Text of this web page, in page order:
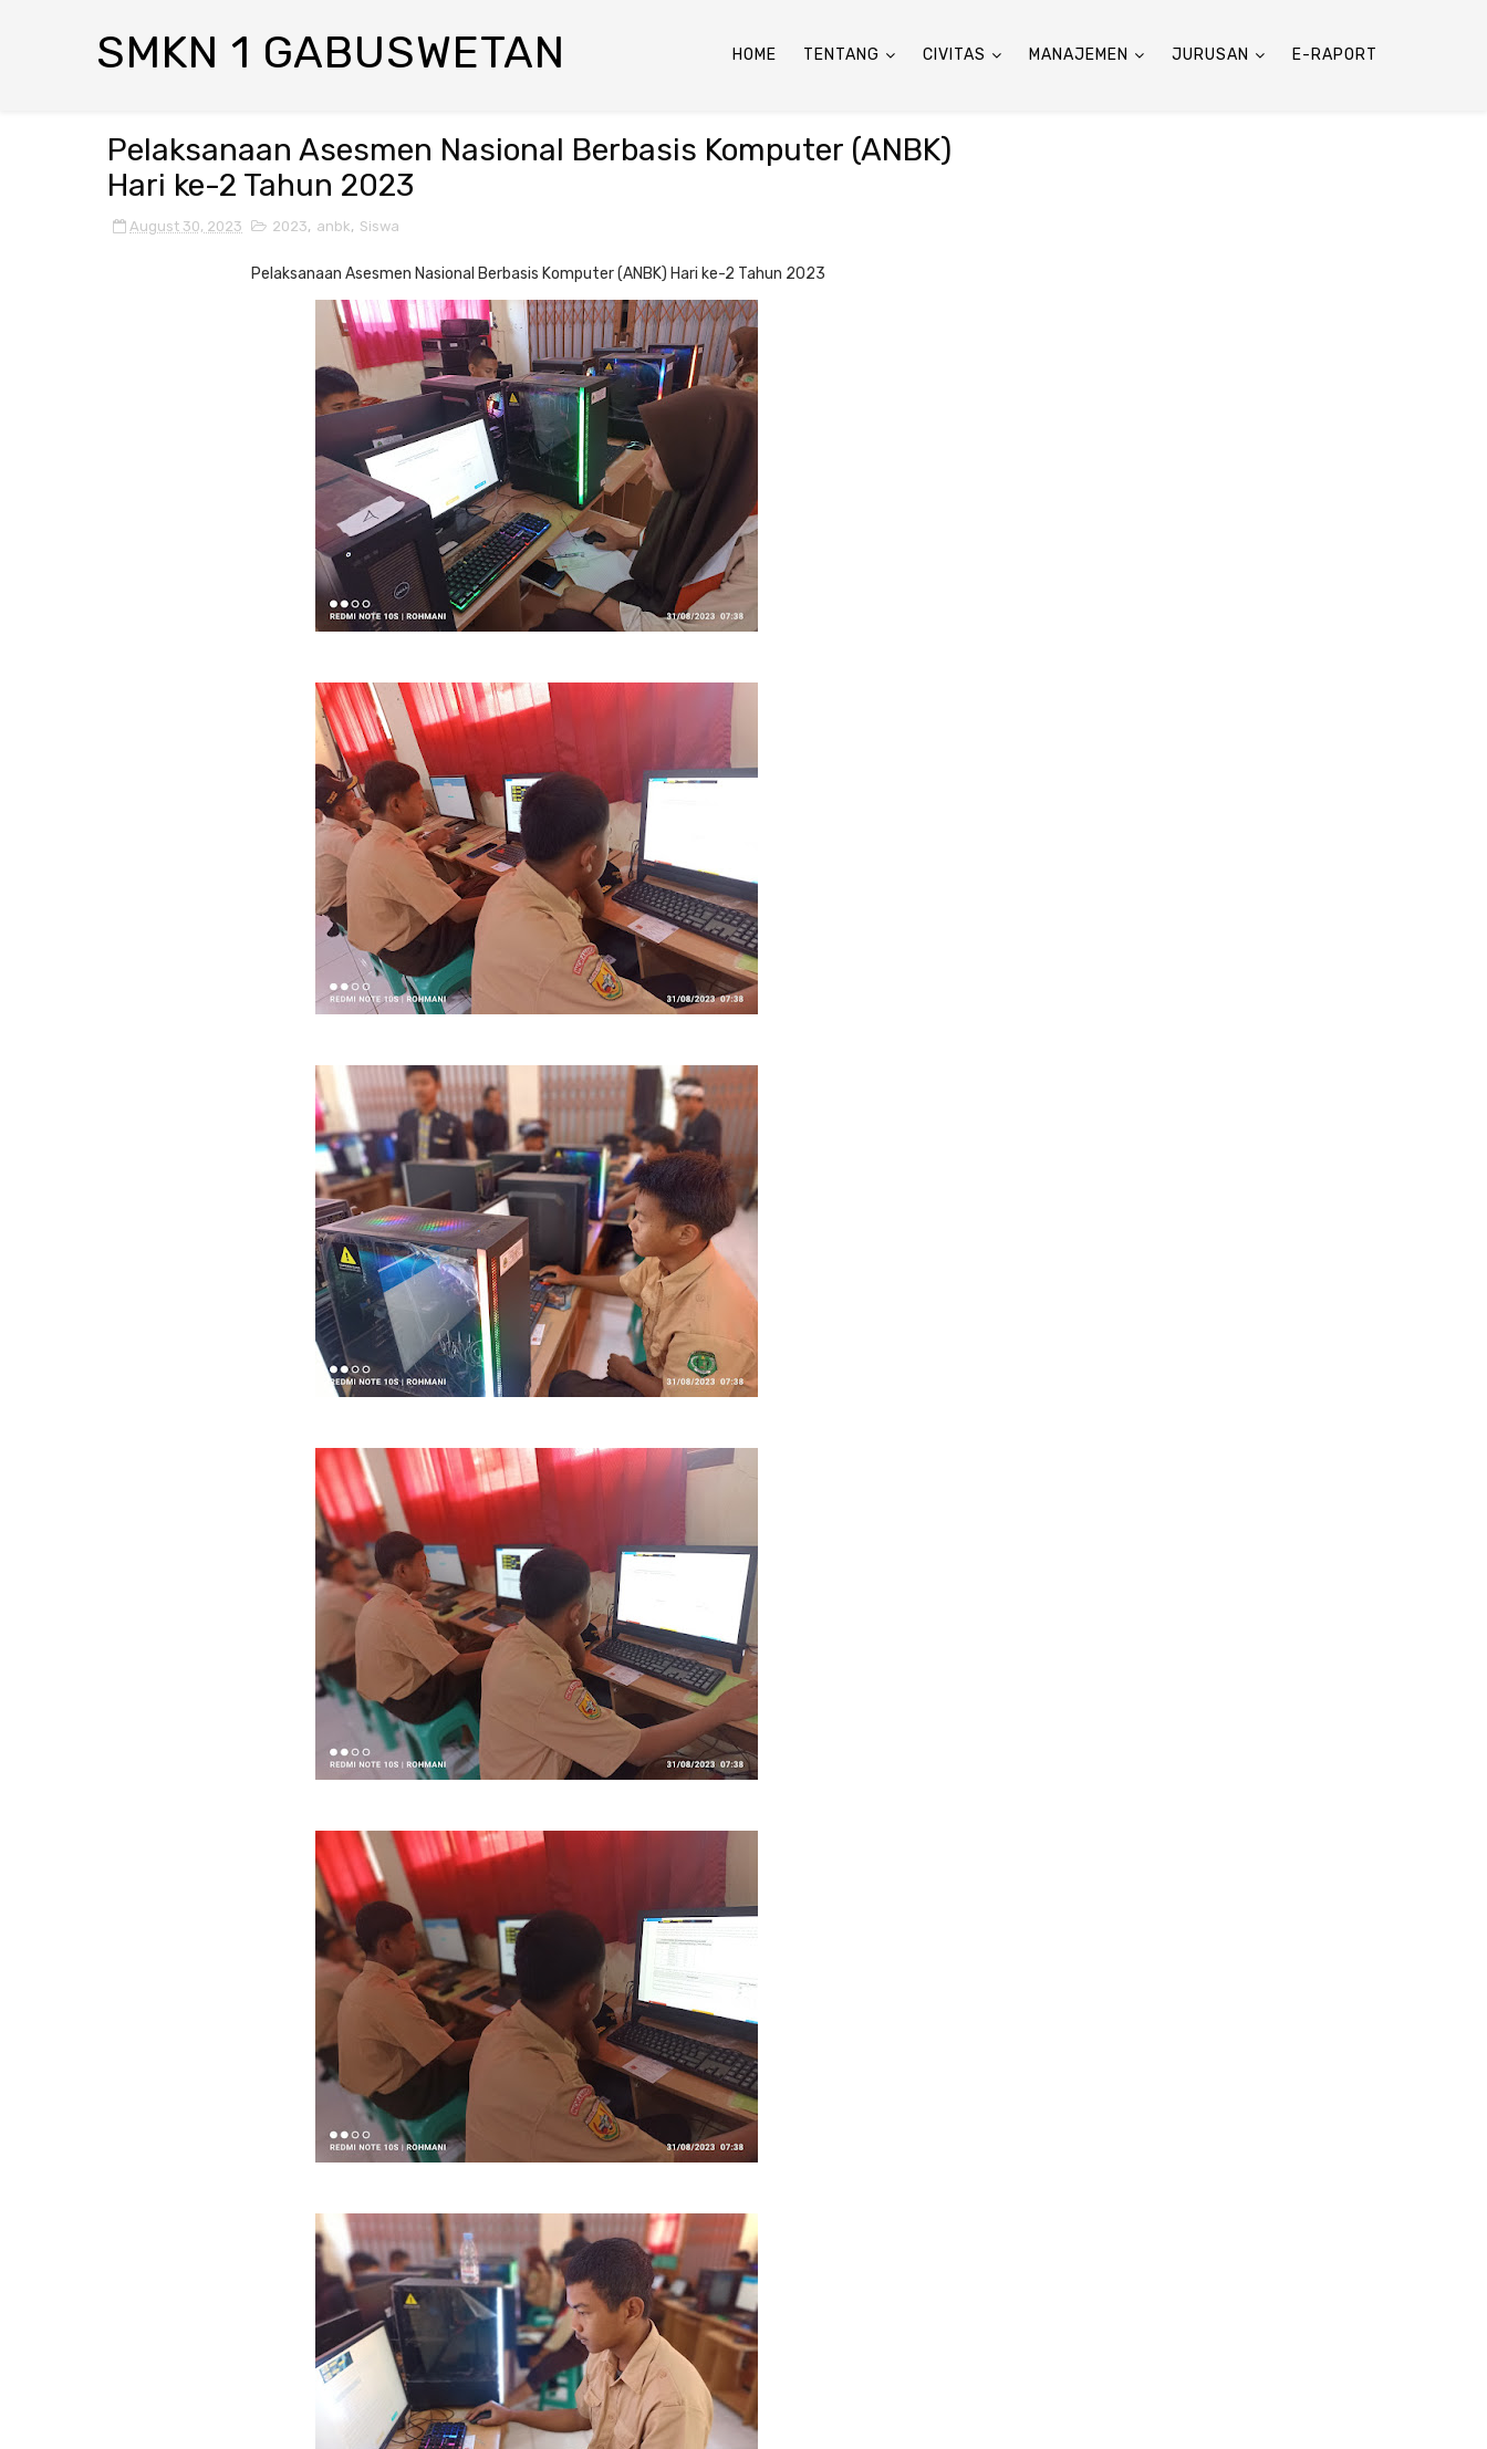
SMKN 1 GABUSWETAN HOME TENTANG CIVITAS MANAJEMEN JURUSAN E-RAPORT
Pelaksanaan Asesmen Nasional Berbasis Komputer (ANBK)
Hari ke-2 Tahun 2023
August 30, 2023 2023, anbk, Siswa
Pelaksanaan Asesmen Nasional Berbasis Komputer (ANBK) Hari ke-2 Tahun 2023